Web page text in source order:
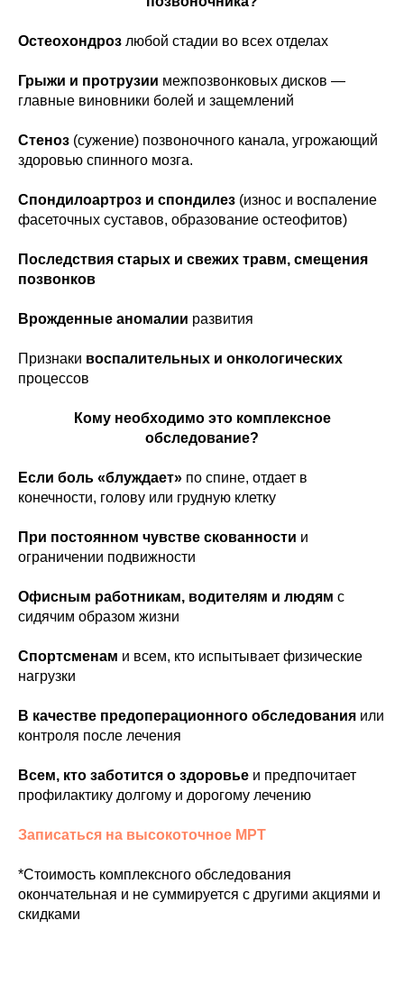
Остеохондроз любой стадии во всех отделах
Грыжи и протрузии межпозвонковых дисков —
главные виновники болей и защемлений
Стеноз (сужение) позвоночного канала, угрожающий
здоровью спинного мозга.
Спондилоартроз и спондилез (износ и воспаление
фасеточных суставов, образование остеофитов)
Последствия старых и свежих травм, смещения
позвонков
Врожденные аномалии развития
Признаки воспалительных и онкологических
процессов
Кому необходимо это комплексное
обследование?
Если боль «блуждает» по спине, отдает в
конечности, голову или грудную клетку
При постоянном чувстве скованности и
ограничении подвижности
Офисным работникам, водителям и людям с
сидячим образом жизни
Спортсменам и всем, кто испытывает физические
нагрузки
В качестве предоперационного обследования или
контроля после лечения
Всем, кто заботится о здоровье и предпочитает
профилактику долгому и дорогому лечению
Записаться на высокоточное МРТ
*Стоимость комплексного обследования
окончательная и не суммируется с другими акциями и
скидками